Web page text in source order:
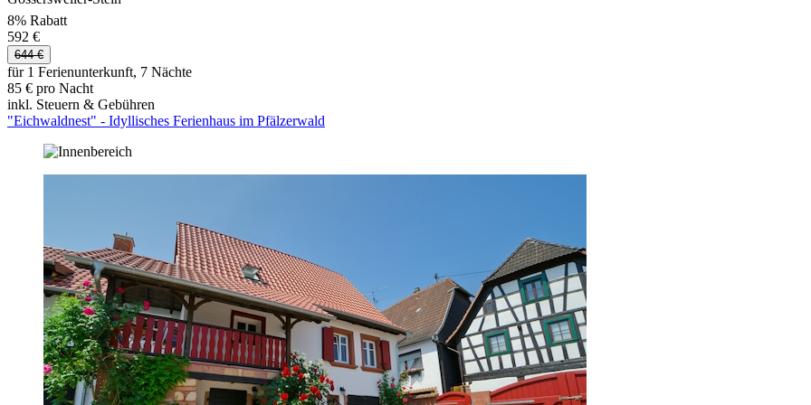
8% Rabatt
592 €
644 €
für 1 Ferienunterkunft, 7 Nächte
85 € pro Nacht
inkl. Steuern & Gebühren
"Eichwaldnest" - Idyllisches Ferienhaus im Pfälzerwald